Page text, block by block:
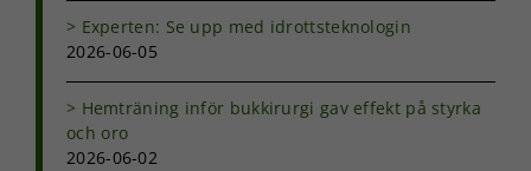
Experten: Se upp med idrottsteknologin
2026-06-05
Hemträning inför bukkirurgi gav effekt på styrka
och oro
2026-06-02